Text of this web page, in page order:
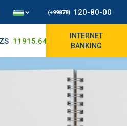
(+99878) 120-80-00
11890/12010
INTERNET
BANKING